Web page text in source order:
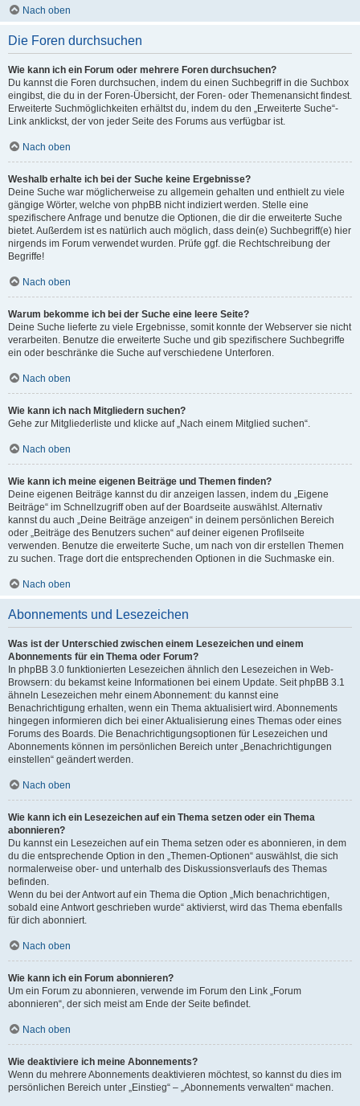
Nach oben
Die Foren durchsuchen
Wie kann ich ein Forum oder mehrere Foren durchsuchen?
Du kannst die Foren durchsuchen, indem du einen Suchbegriff in die Suchbox
eingibst, die du in der Foren-Übersicht, der Foren- oder Themenansicht findest.
Erweiterte Suchmöglichkeiten erhältst du, indem du den „Erweiterte Suche“-
Link anklickst, der von jeder Seite des Forums aus verfügbar ist.
Nach oben
Weshalb erhalte ich bei der Suche keine Ergebnisse?
Deine Suche war möglicherweise zu allgemein gehalten und enthielt zu viele
gängige Wörter, welche von phpBB nicht indiziert werden. Stelle eine
spezifischere Anfrage und benutze die Optionen, die dir die erweiterte Suche
bietet. Außerdem ist es natürlich auch möglich, dass dein(e) Suchbegriff(e) hier
nirgends im Forum verwendet wurden. Prüfe ggf. die Rechtschreibung der
Begriffe!
Nach oben
Warum bekomme ich bei der Suche eine leere Seite?
Deine Suche lieferte zu viele Ergebnisse, somit konnte der Webserver sie nicht
verarbeiten. Benutze die erweiterte Suche und gib spezifischere Suchbegriffe
ein oder beschränke die Suche auf verschiedene Unterforen.
Nach oben
Wie kann ich nach Mitgliedern suchen?
Gehe zur Mitgliederliste und klicke auf „Nach einem Mitglied suchen“.
Nach oben
Wie kann ich meine eigenen Beiträge und Themen finden?
Deine eigenen Beiträge kannst du dir anzeigen lassen, indem du „Eigene
Beiträge“ im Schnellzugriff oben auf der Boardseite auswählst. Alternativ
kannst du auch „Deine Beiträge anzeigen“ in deinem persönlichen Bereich
oder „Beiträge des Benutzers suchen“ auf deiner eigenen Profilseite
verwenden. Benutze die erweiterte Suche, um nach von dir erstellen Themen
zu suchen. Trage dort die entsprechenden Optionen in die Suchmaske ein.
Nach oben
Abonnements und Lesezeichen
Was ist der Unterschied zwischen einem Lesezeichen und einem
Abonnements für ein Thema oder Forum?
In phpBB 3.0 funktionierten Lesezeichen ähnlich den Lesezeichen in Web-
Browsern: du bekamst keine Informationen bei einem Update. Seit phpBB 3.1
ähneln Lesezeichen mehr einem Abonnement: du kannst eine
Benachrichtigung erhalten, wenn ein Thema aktualisiert wird. Abonnements
hingegen informieren dich bei einer Aktualisierung eines Themas oder eines
Forums des Boards. Die Benachrichtigungsoptionen für Lesezeichen und
Abonnements können im persönlichen Bereich unter „Benachrichtigungen
einstellen“ geändert werden.
Nach oben
Wie kann ich ein Lesezeichen auf ein Thema setzen oder ein Thema
abonnieren?
Du kannst ein Lesezeichen auf ein Thema setzen oder es abonnieren, in dem
du die entsprechende Option in den „Themen-Optionen“ auswählst, die sich
normalerweise ober- und unterhalb des Diskussionsverlaufs des Themas
befinden.
Wenn du bei der Antwort auf ein Thema die Option „Mich benachrichtigen,
sobald eine Antwort geschrieben wurde“ aktivierst, wird das Thema ebenfalls
für dich abonniert.
Nach oben
Wie kann ich ein Forum abonnieren?
Um ein Forum zu abonnieren, verwende im Forum den Link „Forum
abonnieren“, der sich meist am Ende der Seite befindet.
Nach oben
Wie deaktiviere ich meine Abonnements?
Wenn du mehrere Abonnements deaktivieren möchtest, so kannst du dies im
persönlichen Bereich unter „Einstieg“ – „Abonnements verwalten“ machen.